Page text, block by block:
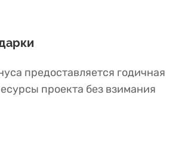
предоставляется годичная
проекта без взимания